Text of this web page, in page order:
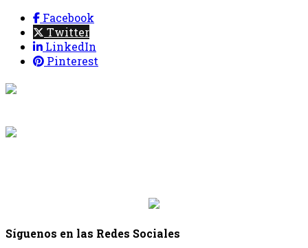
Facebook
Twitter
LinkedIn
Pinterest
Síguenos en las Redes Sociales